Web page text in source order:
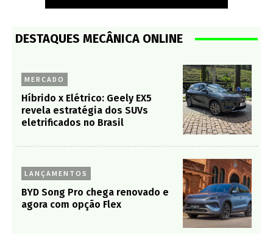
DESTAQUES MECÂNICA ONLINE
MERCADO
Híbrido x Elétrico: Geely EX5
revela estratégia dos SUVs
eletrificados no Brasil
LANÇAMENTOS
BYD Song Pro chega renovado e
agora com opção Flex